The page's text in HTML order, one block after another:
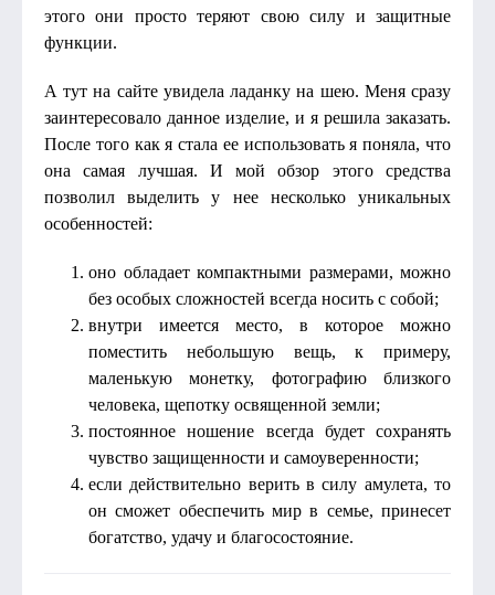
этого они просто теряют свою силу и защитные
функции.
А тут на сайте увидела ладанку на шею. Меня сразу
заинтересовало данное изделие, и я решила заказать.
После того как я стала ее использовать я поняла, что
она самая лучшая. И мой обзор этого средства
позволил выделить у нее несколько уникальных
особенностей:
оно обладает компактными размерами, можно
без особых сложностей всегда носить с собой;
внутри имеется место, в которое можно
поместить небольшую вещь, к примеру,
маленькую монетку, фотографию близкого
человека, щепотку освященной земли;
постоянное ношение всегда будет сохранять
чувство защищенности и самоуверенности;
если действительно верить в силу амулета, то
он сможет обеспечить мир в семье, принесет
богатство, удачу и благосостояние.